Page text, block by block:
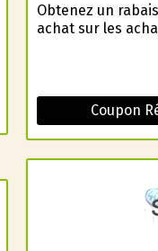
Obtenez un
achat sur les
Coupon